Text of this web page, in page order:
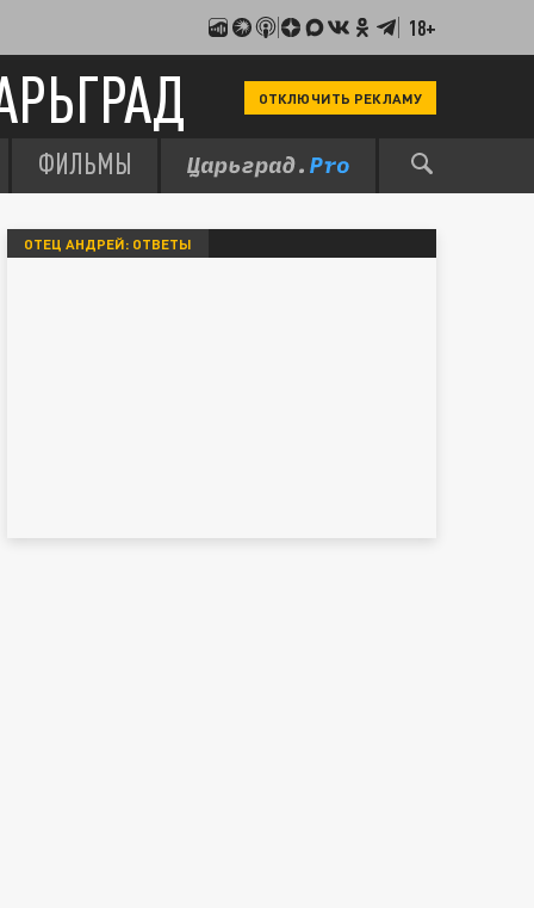
18+
ОТКЛЮЧИТЬ РЕКЛАМУ
ФИЛЬМЫ
ОТЕЦ АНДРЕЙ: ОТВЕТЫ